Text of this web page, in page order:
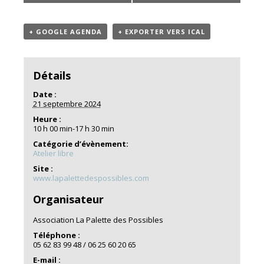
+ GOOGLE AGENDA + EXPORTER VERS ICAL
Détails
Date :
21 septembre 2024
Heure :
10 h 00 min-17 h 30 min
Catégorie d’évènement:
Atelier libre
Site :
www.lapalettedespossibles.com
Organisateur
Association La Palette des Possibles
Téléphone :
05 62 83 99 48 / 06 25 60 20 65
E-mail :